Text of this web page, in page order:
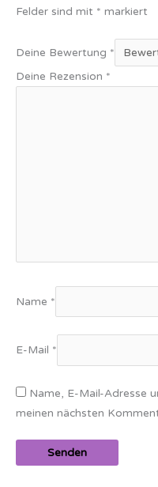
Felder sind mit * markiert
Deine Bewertung *
Deine Rezension *
Name *
E-Mail *
Name, E-Mail-Adresse
meinen nächsten